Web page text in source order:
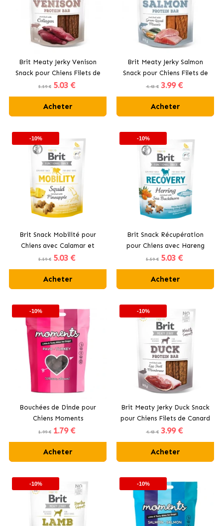
Brit Meaty Jerky Venison
Snack pour Chiens Filets de
Cerf
5.59 € 5.03 €
Acheter
Brit Meaty Jerky Salmon
Snack pour Chiens Filets de
Saumon
4.43 € 3.99 €
Acheter
-10%
Brit Snack Mobilité pour
Chiens avec Calamar et
Ananas
5.59 € 5.03 €
Acheter
-10%
Brit Snack Récupération
pour Chiens avec Hareng
5.59 € 5.03 €
Acheter
-10%
Bouchées de Dinde pour
Chiens Moments
1.99 € 1.79 €
Acheter
-10%
Brit Meaty Jerky Duck Snack
pour Chiens Filets de Canard
4.43 € 3.99 €
Acheter
-10% -10%